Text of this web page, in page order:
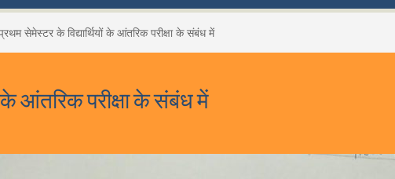
सेमेस्टर के विद्यार्थियों के आंतरिक परीक्षा के संबंध में
आंतरिक परीक्षा के संबंध में